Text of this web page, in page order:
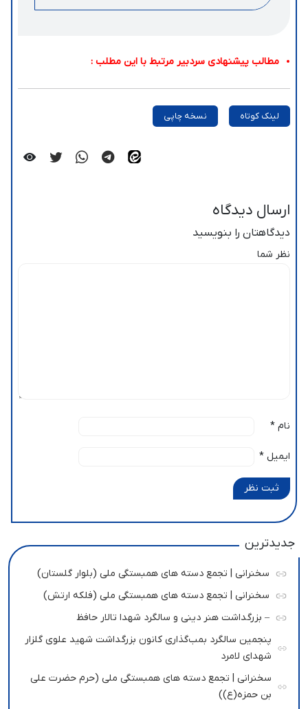
مطالب پیشنهادی سردبیر مرتبط با این مطلب :
لینک کوتاه نسخه چاپی
ارسال دیدگاه
دیدگاهتان را بنویسید
نظر شما
نام *
ایمیل *
ثبت نظر
جدیدترین
سخنرانی | تجمع دسته های همبستگی ملی (بلوار گلستان)
سخنرانی | تجمع دسته های همبستگی ملی (فلکه ارتش)
– بزرگداشت هنر دینی و سالگرد شهدا تالار حافظ
پنجمین سالگرد بمب‌گذاری کانون بزرگداشت شهید علوی گلزار
شهدای لامرد
سخنرانی | تجمع دسته های همبستگی ملی (حرم حضرت علی
بن حمزه(ع))